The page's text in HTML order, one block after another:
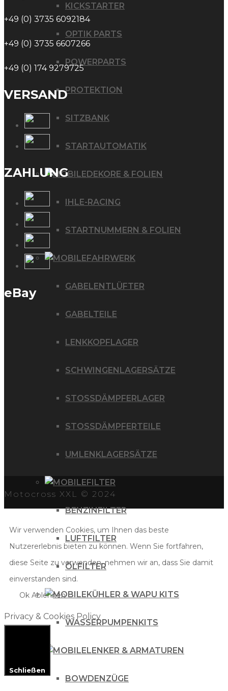
KICKSTARTER
OPTIK PARTS
POWERPARTS
PROTEKTION
SITZBANK
STARTAUTOMATIK
DEKORE & FOLIEN
IHLE-RACING
STARTNUMMERN & FOLIEN
FAHRWERK
GABELENTLÜFTER
GABELTEILE
LENKKOPFLAGER
SCHWINGENLAGERSÄTZE
STOSSDÄMPFERLAGER
STOSSDÄMPFERTEILE
UMLENKLAGERSÄTZE
FILTER
BENZINFILTER
LUFTFILTER
ÖLFILTER
KÜHLER & WAPU KITS
WASSERPUMPENKITS
LENKER & ARMATUREN
BOWDENZÜGE
+49 (0) 3735 6092184
+49 (0) 3735 6607266
+49 (0) 174 9279725
VERSAND
ZAHLUNG
eBay
Motocross XXL © 2024
Wir verwenden Cookies, um Ihnen das beste
Nutzererlebnis bieten zu können. Wenn Sie fortfahren,
diese Seite zu verwenden, nehmen wir an, dass Sie damit
einverstanden sind.
Ok Ablehnen
Privacy & Cookies Policy
Schließen